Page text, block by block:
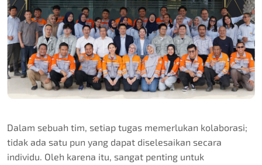
Dalam sebuah tim, setiap tugas memerlukan kolaborasi;
tidak ada satu pun yang dapat diselesaikan secara
individu. Oleh karena itu, sangat penting untuk